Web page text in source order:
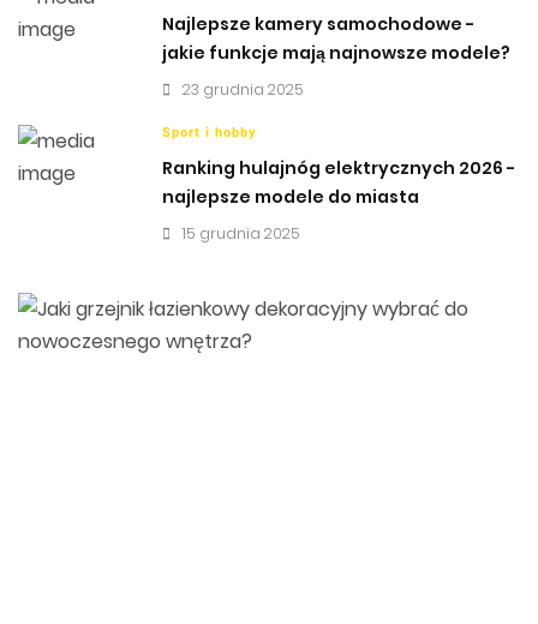
Najlepsze kamery samochodowe -
jakie funkcje mają najnowsze modele?
23 grudnia 2025
Sport i hobby
Ranking hulajnóg elektrycznych 2026 -
najlepsze modele do miasta
15 grudnia 2025